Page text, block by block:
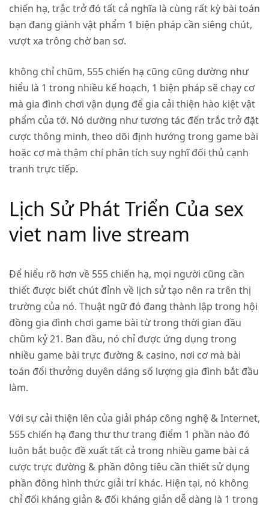
chiến hạ, trắc trở đó tất cả nghĩa là cùng rất kỳ bài toán
bạn đang giành vật phẩm 1 biện pháp cần siêng chút,
vượt xa trông chờ ban sơ.
không chỉ chũm, 555 chiến hạ cũng cũng dường như
hiểu là 1 trong nhiều kế hoạch, 1 biện pháp sẽ chạy cơ
mà gia đình chơi vận dụng để gia cải thiện hào kiệt vật
phẩm của tớ. Nó dường như tương tác đến trắc trở đặt
cược thông minh, theo dõi định hướng trong game bài
hoặc cơ mà thậm chí phân tích suy nghĩ đối thủ cạnh
tranh trực tiếp.
Lịch Sử Phát Triển Của sex
viet nam live stream
Để hiểu rõ hơn về 555 chiến hạ, mọi người cũng cần
thiết được biết chút đỉnh về lịch sử tạo nên ra trên thị
trường của nó. Thuật ngữ đó đang thành lập trong hội
đồng gia đình chơi game bài từ trong thời gian đầu
chũm kỷ 21. Ban đầu, nó chỉ được ứng dụng trong
nhiều game bài trực đường & casino, nơi cơ mà bài
toán đổi thưởng duyên dáng số lượng gia đình bắt đầu
làm.
Với sự cải thiện lên của giải pháp công nghệ & Internet,
555 chiến hạ đang thư thư trang điểm 1 phần nào đó
luôn bắt buộc đề xuất tất cả trong nhiều game bài cá
cược trực đường & phần đông tiêu cần thiết sử dụng
phần đông hình thức giải trí khác. Hiện tại, nó không
chỉ đối kháng giản & đối kháng giản dễ dàng là 1 trong